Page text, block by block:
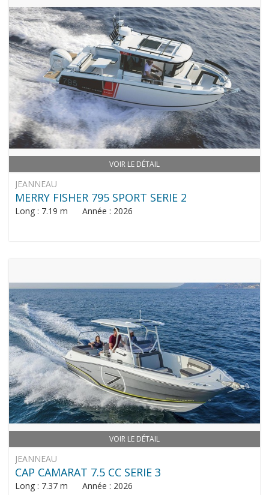
VOIR LE DÉTAIL
JEANNEAU
MERRY FISHER 795 SPORT SERIE 2
Long : 7.19 m Année : 2026
VOIR LE DÉTAIL
JEANNEAU
CAP CAMARAT 7.5 CC SERIE 3
Long : 7.37 m Année : 2026